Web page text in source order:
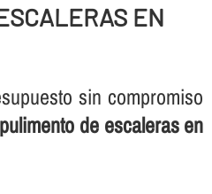
EN
sin compromiso
pulimento de escaleras en